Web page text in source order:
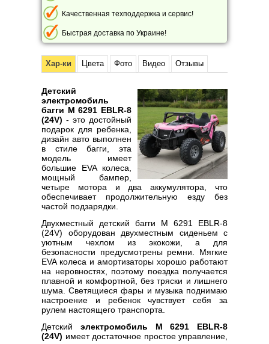
Качественная техподдержка и сервис!
Быстрая доставка по Украине!
Хар-ки Цвета Фото Видео Отзывы
Детский
электромобиль
багги M 6291 EBLR-8
(24V) - это достойный
подарок для ребенка,
дизайн авто выполнен
в стиле багги, эта
модель имеет
большие EVA колеса,
мощный бампер,
четыре мотора и два аккумулятора, что
обеспечивает продолжительную езду без
частой подзарядки.
Двухместный детский багги M 6291 EBLR-8
(24V) оборудован двухместным сиденьем с
уютным чехлом из экокожи, а для
безопасности предусмотрены ремни. Мягкие
EVA колеса и амортизаторы хорошо работают
на неровностях, поэтому поездка получается
плавной и комфортной, без тряски и лишнего
шума. Светящиеся фары и музыка поднимаю
настроение и ребенок чувствует себя за
рулем настоящего транспорта.
Детский электромобиль M 6291 EBLR-8
(24V) имеет достаточное простое управление,